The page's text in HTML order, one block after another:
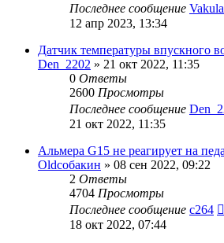
Последнее сообщение Vakula
12 апр 2023, 13:34
Датчик температуры впускного
Den_2202 » 21 окт 2022, 11:35
0 Ответы
2600 Просмотры
Последнее сообщение
21 окт 2022, 11:35
Альмера G15 не реагирует на
Oldсобакин » 08 сен 2022, 09:22
2 Ответы
4704 Просмотры
Последнее сообщение c264
18 окт 2022, 07:44